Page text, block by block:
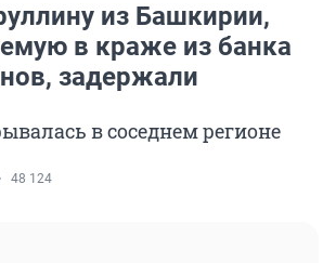
из Башкирии,
в краже из банка
задержали
в соседнем регионе
48 124